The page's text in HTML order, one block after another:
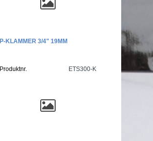
P-KLAMMER 3/4" 19MM
Produktnr. ETS300-K